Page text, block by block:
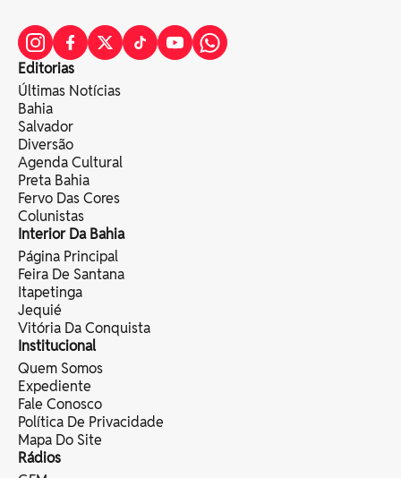
Editorias
Últimas Notícias
Bahia
Salvador
Diversão
Agenda Cultural
Preta Bahia
Fervo Das Cores
Colunistas
Interior Da Bahia
Página Principal
Feira De Santana
Itapetinga
Jequié
Vitória Da Conquista
Institucional
Quem Somos
Expediente
Fale Conosco
Política De Privacidade
Mapa Do Site
Rádios